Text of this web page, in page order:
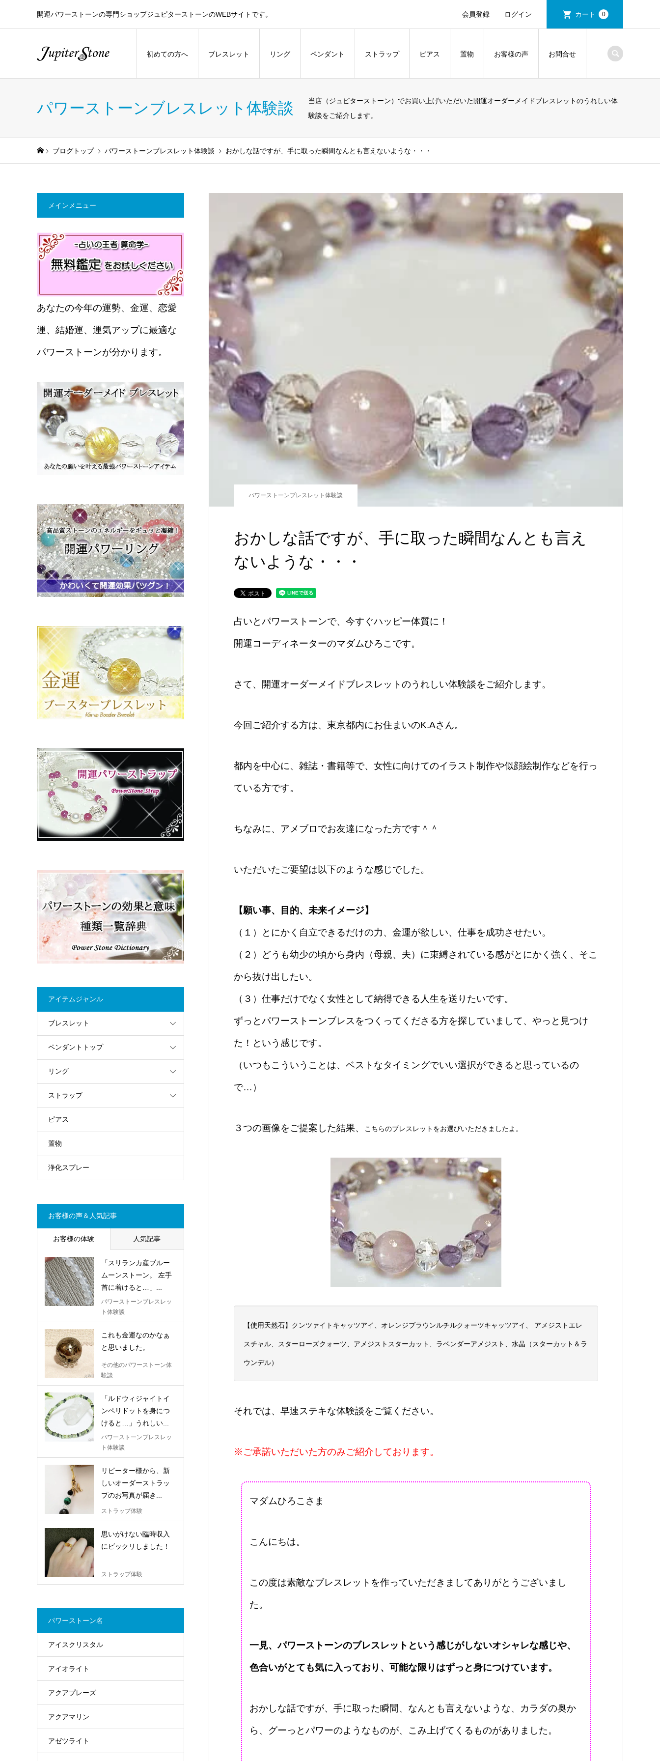
開運パワーストーンの専門ショップジュピターストーンのWEBサイトです。 会員登録 ログイン カート 0
初めての方へ ブレスレット リング ペンダント ストラップ ピアス 置物 お客様の声 お問合せ
パワーストーンブレスレット体験談
当店（ジュピターストーン）でお買い上げいただいた開運オーダーメイドブレスレットのうれしい体
験談をご紹介します。
ブログトップ パワーストーンブレスレット体験談 おかしな話ですが、手に取った瞬間なんとも言えないような・・・
パワーストーンブレスレット体験談
おかしな話ですが、手に取った瞬間なんとも言え
ないような・・・
占いとパワーストーンで、今すぐハッピー体質に！
開運コーディネーターのマダムひろこです。
さて、開運オーダーメイドブレスレットのうれしい体験談をご紹介します。
今回ご紹介する方は、東京都内にお住まいのK.Aさん。
都内を中心に、雑誌・書籍等で、女性に向けてのイラスト制作や似顔絵制作などを行っ
ている方です。
ちなみに、アメブロでお友達になった方です＾＾
いただいたご要望は以下のような感じでした。
【願い事、目的、未来イメージ】
（１）とにかく自立できるだけの力、金運が欲しい、仕事を成功させたい。
（２）どうも幼少の頃から身内（母親、夫）に束縛されている感がとにかく強く、そこ
から抜け出したい。
（３）仕事だけでなく女性として納得できる人生を送りたいです。
ずっとパワーストーンブレスをつくってくださる方を探していまして、やっと見つけ
た！という感じです。
（いつもこういうことは、ベストなタイミングでいい選択ができると思っているの
で…）
３つの画像をご提案した結果、 こちらのブレスレットをお選びいただきましたよ。
【使用天然石】クンツァイトキャッツアイ、オレンジブラウンルチルクォーツキャッツアイ、 アメジストエレ
スチャル、スターローズクォーツ、アメジストスターカット、ラベンダーアメジスト、水晶（スターカット＆ラ
ウンデル）
それでは、早速ステキな体験談をご覧ください。
※ご承諾いただいた方のみご紹介しております。
マダムひろこさま
こんにちは。
この度は素敵なブレスレットを作っていただきましてありがとうございまし
た。
一見、パワーストーンのブレスレットという感じがしないオシャレな感じや、
色合いがとても気に入っており、可能な限りはずっと身につけています。
おかしな話ですが、手に取った瞬間、なんとも言えないような、カラダの奥か
ら、グーっとパワーのようなものが、こみ上げてくるものがありました。
メインメニュー
あなたの今年の運勢、金運、恋愛
運、結婚運、運気アップに最適な
パワーストーンが分かります。
アイテムジャンル
ブレスレット
ペンダントトップ
リング
ストラップ
ピアス
置物
浄化スプレー
お客様の声＆人気記事
お客様の体験 人気記事
「スリランカ産ブルー
ムーンストーン。 左手
首に着けると…」...
パワーストーンブレスレッ
ト体験談
これも金運なのかなぁ
と思いました。
その他のパワーストーン体
験談
「ルドウィジャイトイ
ンペリドットを身につ
けると…」うれしい...
パワーストーンブレスレッ
ト体験談
リピーター様から、新
しいオーダーストラッ
プのお写真が届き...
ストラップ体験
思いがけない臨時収入
にビックリしました！
ストラップ体験
パワーストーン名
アイスクリスタル
アイオライト
アクアプレーズ
アクアマリン
アゼツライト